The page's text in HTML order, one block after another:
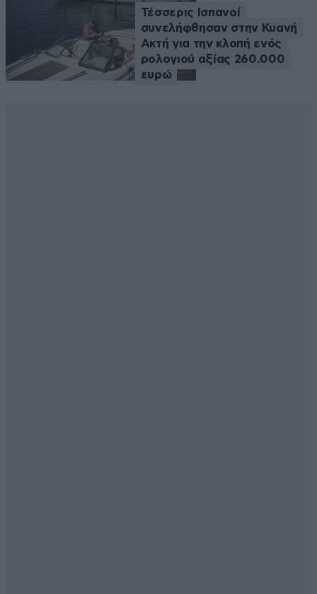
Τέσσερις Ισπανοί
συνελήφθησαν στην Κυανή
Ακτή για την κλοπή ενός
ρολογιού αξίας 260.000
ευρώ